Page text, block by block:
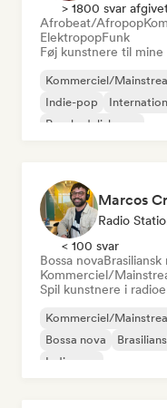
> 1800 svar
Afrobeat/Afropop
ElektropopFunk
Føj kunstnere til
Kommerciel/
Indie-pop
Psychedelisk pop
Marcos
Radio
< 100 svar
Bossa novaBrasiliansk
Kommerciel/
Spil kunstnere i
Kommerciel/
Bossa nova
Indie-pop